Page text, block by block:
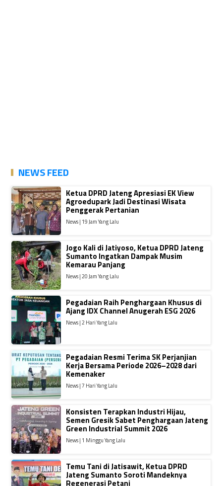
NEWS FEED
Ketua DPRD Jateng Apresiasi EK View
Agroedupark Jadi Destinasi Wisata
Penggerak Pertanian
News | 19 Jam Yang Lalu
Jogo Kali di Jatiyoso, Ketua DPRD Jateng
Sumanto Ingatkan Dampak Musim
Kemarau Panjang
News | 20 Jam Yang Lalu
Pegadaian Raih Penghargaan Khusus di
Ajang IDX Channel Anugerah ESG 2026
News | 2 Hari Yang Lalu
Pegadaian Resmi Terima SK Perjanjian
Kerja Bersama Periode 2026–2028 dari
Kemenaker
News | 7 Hari Yang Lalu
Konsisten Terapkan Industri Hijau,
Semen Gresik Sabet Penghargaan Jateng
Green Industrial Summit 2026
News | 1 Minggu Yang Lalu
Temu Tani di Jatisawit, Ketua DPRD
Jateng Sumanto Soroti Mandeknya
Regenerasi Petani